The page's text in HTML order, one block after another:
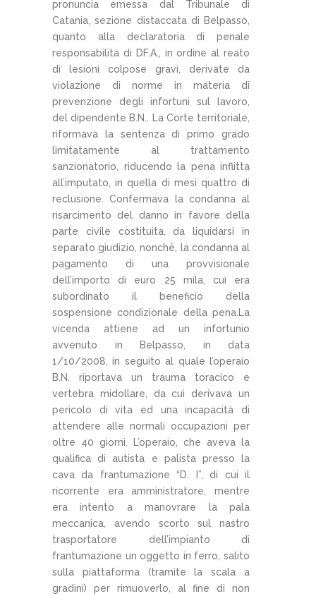
pronuncia emessa dal Tribunale di
Catania, sezione distaccata di Belpasso,
quanto alla declaratoria di penale
responsabilità di DF.A., in ordine al reato
di lesioni colpose gravi, derivate da
violazione di norme in materia di
prevenzione degli infortuni sul lavoro,
del dipendente B.N.. La Corte territoriale,
riformava la sentenza di primo grado
limitatamente al trattamento
sanzionatorio, riducendo la pena inflitta
all’imputato, in quella di mesi quattro di
reclusione. Confermava la condanna al
risarcimento del danno in favore della
parte civile costituita, da liquidarsi in
separato giudizio, nonché, la condanna al
pagamento di una provvisionale
dell’importo di euro 25 mila, cui era
subordinato il beneficio della
sospensione condizionale della pena.La
vicenda attiene ad un infortunio
avvenuto in Belpasso, in data
1/10/2008, in seguito al quale l’operaio
B.N. riportava un trauma toracico e
vertebra midollare, da cui derivava un
pericolo di vita ed una incapacità di
attendere alle normali occupazioni per
oltre 40 giorni. L’operaio, che aveva la
qualifica di autista e palista presso la
cava da frantumazione “D. I”, di cui il
ricorrente era amministratore, mentre
era intento a manovrare la pala
meccanica, avendo scorto sul nastro
trasportatore dell’impianto di
frantumazione un oggetto in ferro, salito
sulla piattaforma (tramite la scala a
gradini) per rimuoverlo, al fine di non